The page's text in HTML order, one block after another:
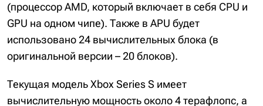
(процессор AMD, который включает в себя CPU и
GPU на одном чипе). Также в APU будет
использовано 24 вычислительных блока (в
оригинальной версии – 20 блоков).
Текущая модель Xbox Series S имеет
вычислительную мощность около 4 терафлопс, а